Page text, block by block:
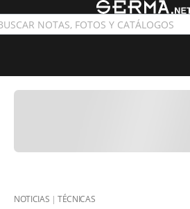
NOTICIAS |TÉCNICAS